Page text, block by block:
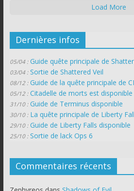
Load More
Dernières infos
05/04 : Guide quête principale de
03/04 : Sortie de Shattered Veil
08/12 : Guide de la quête principale de
05/12 : Citadelle de morts est disponible
31/10 : Guide de Terminus disponible
30/10 : La quête principale de Liberty
29/10 : Guide de Liberty Falls disponible
25/10 : Sortie de lack Ops 6
Commentaires récents